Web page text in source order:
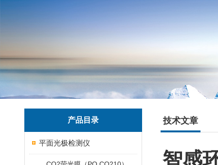
产品目录
平面光极检测仪
技术文章
智感